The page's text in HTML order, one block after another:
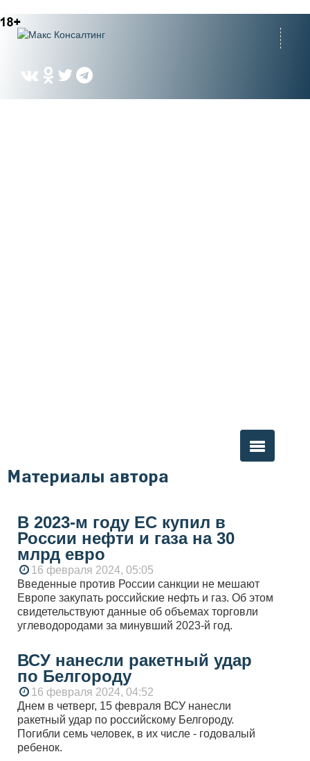
Вы здесь
Материалы автора
В 2023-м году ЕС купил в
России нефти и газа на 30
млрд евро
16 февраля 2024, 05:05
Введенные против России санкции не мешают
Европе закупать российские нефть и газ. Об этом
свидетельствуют данные об объемах торговли
углеводородами за минувший 2023-й год.
ВСУ нанесли ракетный удар
по Белгороду
16 февраля 2024, 04:52
Днем в четверг, 15 февраля ВСУ нанесли
ракетный удар по российскому Белгороду.
Погибли семь человек, в их числе - годовалый
ребенок.